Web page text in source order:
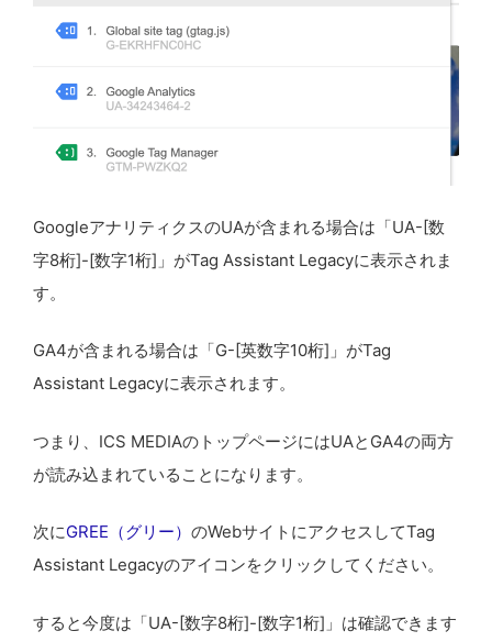
GoogleアナリティクスのUAが含まれる場合は「UA-[数
字8桁]-[数字1桁]」がTag Assistant Legacyに表示されま
す。
GA4が含まれる場合は「G-[英数字10桁]」がTag
Assistant Legacyに表示されます。
つまり、ICS MEDIAのトップページにはUAとGA4の両方
が読み込まれていることになります。
次にGREE（グリー） のWebサイトにアクセスしてTag
Assistant Legacyのアイコンをクリックしてください。
すると今度は「UA-[数字8桁]-[数字1桁]」は確認できます